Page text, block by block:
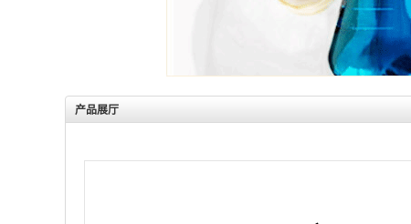
产品展厅